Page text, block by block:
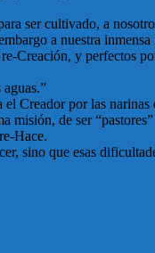
ser cultivado, a
a nuestra
y perfectos
Creador por las
de ser
Hace.
sino que esas